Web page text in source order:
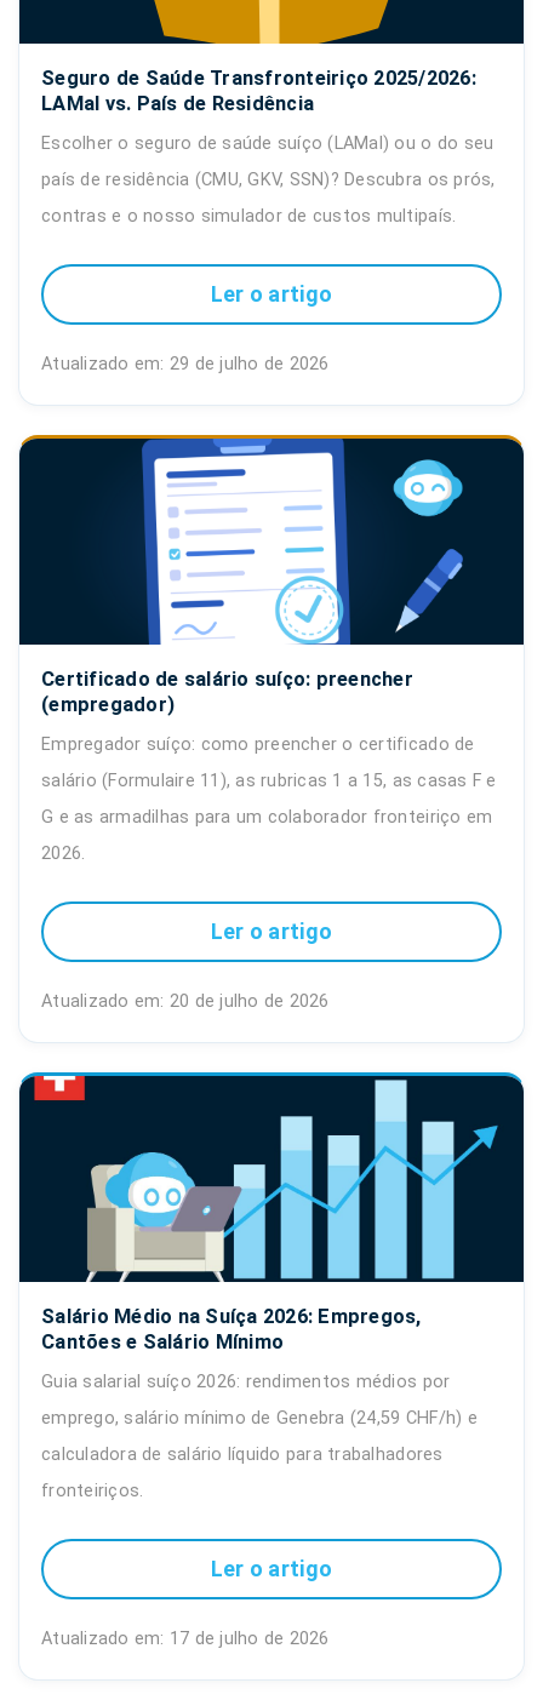
Seguro de Saúde Transfronteiriço 2025/2026:
LAMal vs. País de Residência
Escolher o seguro de saúde suíço (LAMal) ou o do seu
país de residência (CMU, GKV, SSN)? Descubra os prós,
contras e o nosso simulador de custos multipaís.
Ler o artigo
Atualizado em: 29 de julho de 2026
Certificado de salário suíço: preencher
(empregador)
Empregador suíço: como preencher o certificado de
salário (Formulaire 11), as rubricas 1 a 15, as casas F e
G e as armadilhas para um colaborador fronteiriço em
2026.
Ler o artigo
Atualizado em: 20 de julho de 2026
Salário Médio na Suíça 2026: Empregos,
Cantões e Salário Mínimo
Guia salarial suíço 2026: rendimentos médios por
emprego, salário mínimo de Genebra (24,59 CHF/h) e
calculadora de salário líquido para trabalhadores
fronteiriços.
Ler o artigo
Atualizado em: 17 de julho de 2026